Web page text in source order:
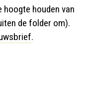
hoogte houden van
de folder om).
.